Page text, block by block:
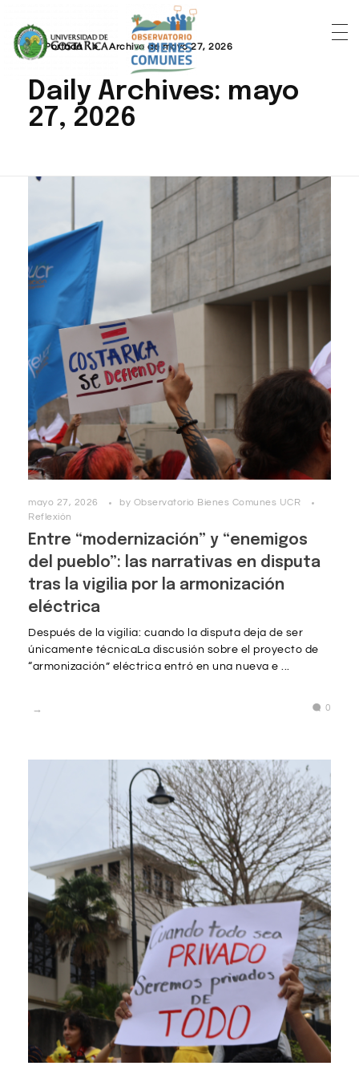
Portada » Archivo de mayo 27, 2026
Daily Archives: mayo
27, 2026
mayo 27, 2026 by Observatorio Bienes Comunes UCR
Reflexión
Entre “modernización” y “enemigos
del pueblo”: las narrativas en disputa
tras la vigilia por la armonización
eléctrica
Después de la vigilia: cuando la disputa deja de ser
únicamente técnicaLa discusión sobre el proyecto de
“armonización” eléctrica entró en una nueva e ...
0